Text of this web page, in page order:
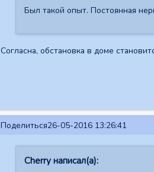
Был такой опыт. Постоянная
Согласна, обстановка в доме
Поделиться26-05-2016 13:26:41
Cherry написал(а):